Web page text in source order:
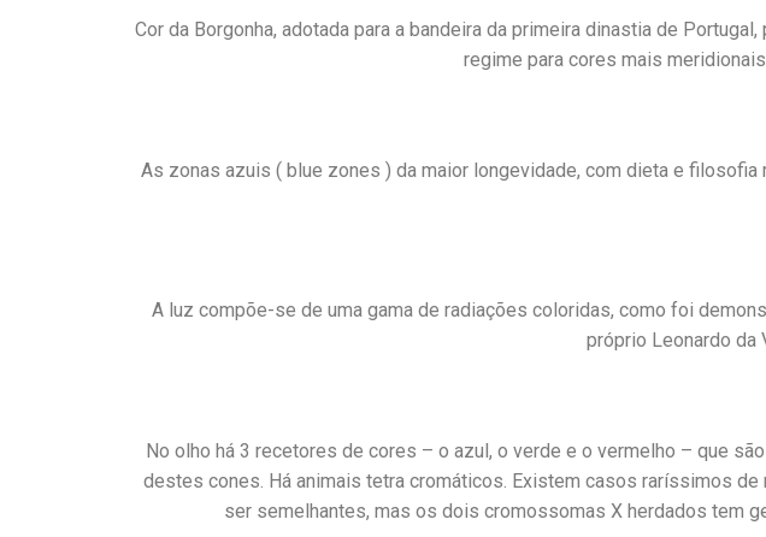
Cor da Borgonha, adotada para a bandeira da primeira dinastia de
regime para cores mais
As zonas azuis ( blue zones ) da maior longevidade, com dieta e
A luz compõe-se de uma gama de radiações coloridas, como foi
próprio Leonardo da
No olho há 3 recetores de cores – o azul, o verde e o vermelho – que
destes cones. Há animais tetra cromáticos. Existem casos raríssimos
ser semelhantes, mas os dois cromossomas X herdados tem